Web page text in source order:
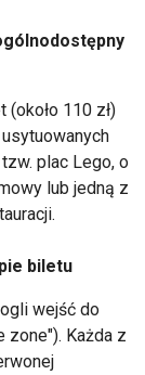
110 zł)
plac Lego, o
lub jedną z
biletu
wejść do
Każda z